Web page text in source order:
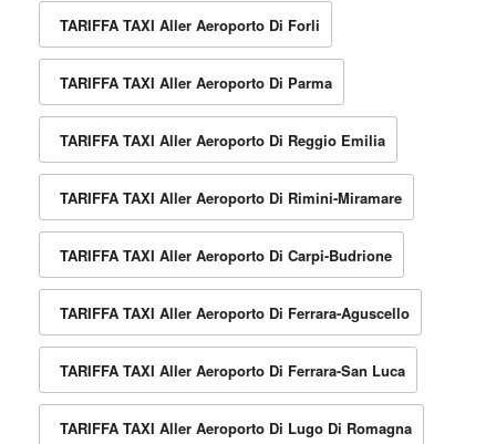
TARIFFA TAXI Aller Aeroporto Di Forli
TARIFFA TAXI Aller Aeroporto Di Parma
TARIFFA TAXI Aller Aeroporto Di Reggio Emilia
TARIFFA TAXI Aller Aeroporto Di Rimini-Miramare
TARIFFA TAXI Aller Aeroporto Di Carpi-Budrione
TARIFFA TAXI Aller Aeroporto Di Ferrara-Aguscello
TARIFFA TAXI Aller Aeroporto Di Ferrara-San Luca
TARIFFA TAXI Aller Aeroporto Di Lugo Di Romagna